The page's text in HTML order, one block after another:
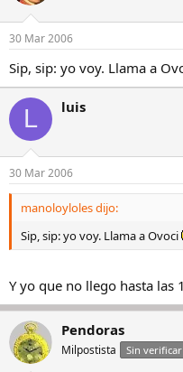
30 Mar 2006
Sip, sip: yo voy. Llama a
L luis
30 Mar 2006
manoloyloles dijo:
Sip, sip: yo voy. Llama a Ovoci
Y yo que no llego hasta las
Pendoras
Milpostista Sin verificar